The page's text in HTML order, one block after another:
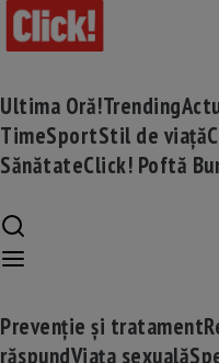
Ultima Oră!Trending
TimeSportStil de viață
SănătateClick! Poftă
Prevenție și tratament
răspundViața sexuală